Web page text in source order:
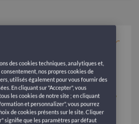
et congrès sur
et ferries
des cookies techniques, analytiques et,
nos propres cookies de
utilisés également pour vous fournir des
En cliquant sur "Accepter", vous
les cookies de notre site ; en cliquant
et personnalizer", vous pourrez
de cookies présents sur le site. Cliquer
signifie que les paramètres par défaut